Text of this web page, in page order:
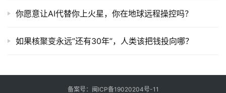
你愿意让AI代替你上火星，你在地球远程操控吗？
如果核聚变永远”还有30年”，人类该把钱投向哪？
备案号： 闽ICP备19020204号-11